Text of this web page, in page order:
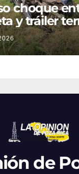
choque
y tráiler
unidades
en
de